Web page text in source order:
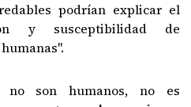
podrían explicar el
y susceptibilidad de
son humanos, no es